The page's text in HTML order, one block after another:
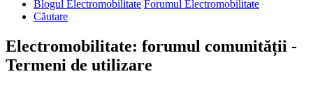
Blogul Electromobilitate Forumul Electromobilitate
Căutare
Electromobilitate: forumul comunității -
Termeni de utilizare